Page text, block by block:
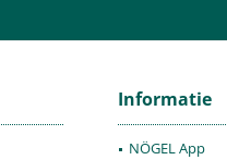
Informatie
NÖGEL App